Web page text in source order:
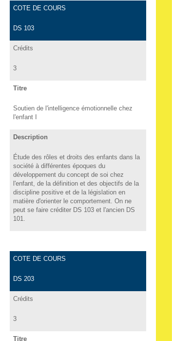
COTE DE COURS
DS 103
Crédits
3
Titre
Soutien de l'intelligence émotionnelle chez
l'enfant I
Description
Étude des rôles et droits des enfants dans la
société à différentes époques du
développement du concept de soi chez
l'enfant, de la définition et des objectifs de la
discipline positive et de la législation en
matière d'orienter le comportement. On ne
peut se faire créditer DS 103 et l'ancien DS
101.
COTE DE COURS
DS 203
Crédits
3
Titre